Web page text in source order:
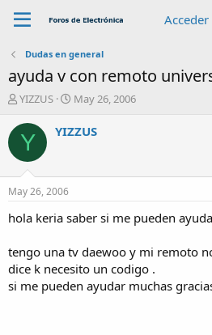
Acceder
Dudas en general
ayuda v con remoto
A
t
o
r
YIZZUS
F
c
n
i
o
May 26, 2006
Y YIZZUS
May 26, 2006
hola keria saber si me pueden
tengo una tv daewoo y mi remoto
dice k necesito un codigo .
si me pueden ayudar muchas